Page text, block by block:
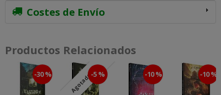
Costes de Envío
Productos Relacionados
-30 % Agotado-5 % -10 % -10 %